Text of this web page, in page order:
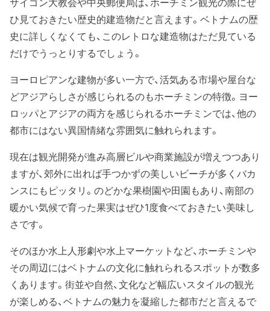
ひ見ておきたい歴史的建造物だと言えます。ベトナムの歴
史に詳しくなくても、このレトロな建造物はただ見ている
だけでうっとりするでしょう。
ヨーロピアンな建物が多い一方で、活気ある市場や屋台な
どアジアらしさが感じられるのもホーチミンの特徴。ヨー
ロッパとアジアの両方を感じられるホーチミンでは、他の
都市にはない異国情緒な雰囲気に触れられます。
現在は観光開発が進み高層ビルや商業施設が増えつつあり
ますが、郊外に出れば手つかずの美しいビーチが多くバカ
ンスにもピッタリ。のどかな果樹園や田園もあり、南部の
暖かい気候で育った果実はぜひ1度食べておきたい美味し
さです。
そのほか水上人形劇や水上マーケットなど、ホーチミンや
その周辺にはベトナムの文化に触れられるスポットが数多
くあります。街並や自然、文化など幅広いスタイルの観光
が楽しめる、ベトナムの魅力を凝縮した都市だと言えるで